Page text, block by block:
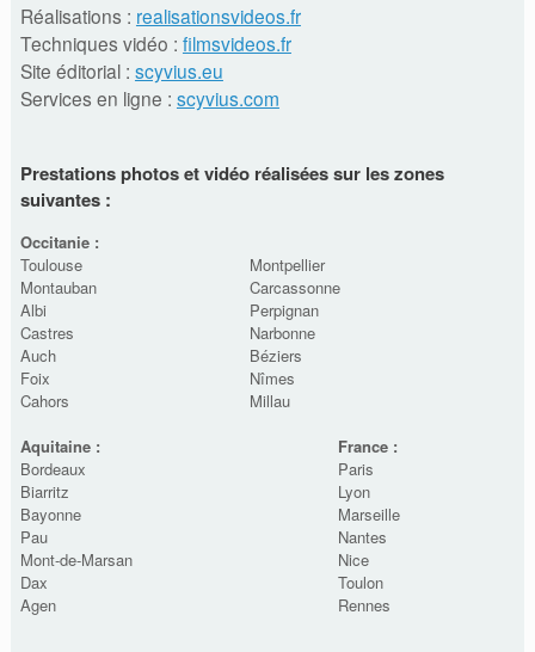
Réalisations : realisationsvideos.fr
Techniques vidéo : filmsvideos.fr
Site éditorial : scyvius.eu
Services en ligne : scyvius.com
Prestations photos et vidéo réalisées sur les zones
suivantes :
Occitanie :
Toulouse
Montauban
Albi
Castres
Auch
Foix
Cahors
Montpellier
Carcassonne
Perpignan
Narbonne
Béziers
Nîmes
Millau
Aquitaine :
Bordeaux
Biarritz
Bayonne
Pau
Mont-de-Marsan
Dax
Agen
France :
Paris
Lyon
Marseille
Nantes
Nice
Toulon
Rennes